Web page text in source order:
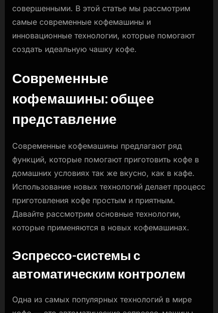
совершенными. В этой статье мы рассмотрим
самые современные кофемашины и
инновационные технологии, которые помогают
создать идеальную чашку кофе.
Современные
кофемашины: общее
представление
Современные кофемашины предлагают ряд
функций, которые помогают приготовить кофе в
домашних условиях так же вкусно, как в кафе.
Использование новых технологий делает процесс
приготовления кофе простым и приятным.
Давайте рассмотрим основные технологии,
которые применяются в новых кофемашинах.
Эспрессо-системы с
автоматическим контролем
Одна из самых популярных технологий в мире